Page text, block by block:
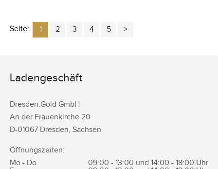
Seite: 1 2 3 4 5
Ladengeschäft
Dresden.Gold GmbH
An der Frauenkirche 20
D-01067 Dresden, Sachsen
Öffnungszeiten:
Mo - Do
09:00 - 13:00 und 14:00 - 18:00 Uhr